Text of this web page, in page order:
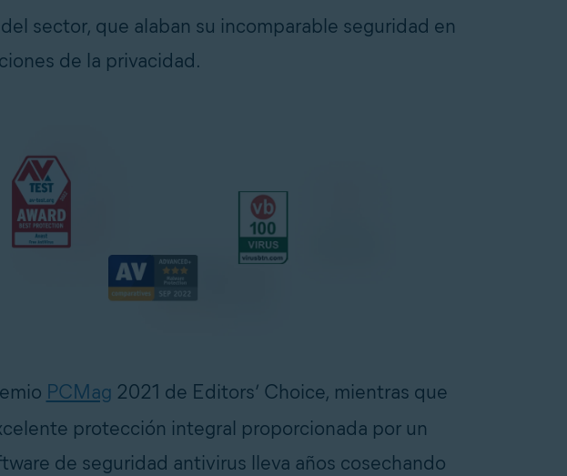
sector, que alaban su incomparable seguridad en
de la privacidad.
PCMag 2021 de Editors’ Choice, mientras que
protección integral proporcionada por un
de seguridad antivirus lleva años cosechando